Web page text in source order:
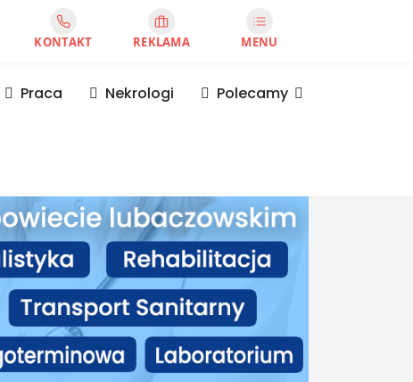
KONTAKT REKLAMA MENU
Praca Nekrologi Polecamy